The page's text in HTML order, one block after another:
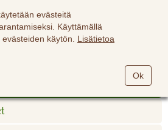
evästeitä
Käyttämällä
käytön. Lisätietoa
Ok